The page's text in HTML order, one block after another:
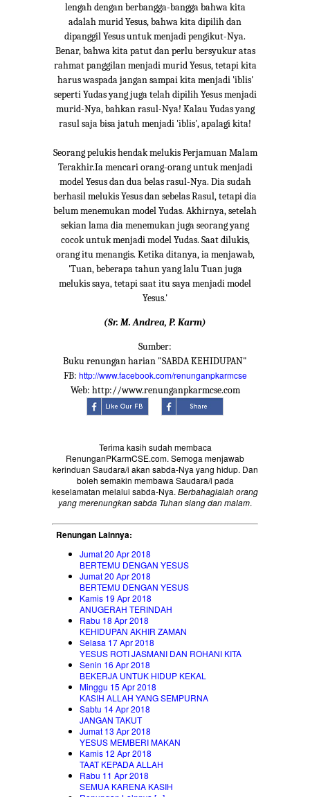
lengah dengan berbangga-bangga bahwa kita
adalah murid Yesus, bahwa kita dipilih dan
dipanggil Yesus untuk menjadi pengikut-Nya.
Benar, bahwa kita patut dan perlu bersyukur atas
rahmat panggilan menjadi murid Yesus, tetapi kita
harus waspada jangan sampai kita menjadi 'iblis'
seperti Yudas yang juga telah dipilih Yesus menjadi
murid-Nya, bahkan rasul-Nya! Kalau Yudas yang
rasul saja bisa jatuh menjadi 'iblis', apalagi kita!
Seorang pelukis hendak melukis Perjamuan Malam
Terakhir.Ia mencari orang-orang untuk menjadi
model Yesus dan dua belas rasul-Nya. Dia sudah
berhasil melukis Yesus dan sebelas Rasul, tetapi dia
belum menemukan model Yudas. Akhirnya, setelah
sekian lama dia menemukan juga seorang yang
cocok untuk menjadi model Yudas. Saat dilukis,
orang itu menangis. Ketika ditanya, ia menjawab,
'Tuan, beberapa tahun yang lalu Tuan juga
melukis saya, tetapi saat itu saya menjadi model
Yesus.'
(Sr. M. Andrea, P. Karm)
Sumber:
Buku renungan harian "SABDA KEHIDUPAN"
FB: http://www.facebook.com/renunganpkarmcse
Web: http://www.renunganpkarmcse.com
Terima kasih sudah membaca
RenunganPKarmCSE.com. Semoga menjawab
kerinduan Saudara/i akan sabda-Nya yang hidup. Dan
boleh semakin membawa Saudara/i pada
keselamatan melalui sabda-Nya. Berbahagialah orang
yang merenungkan sabda Tuhan siang dan malam.
Renungan Lainnya:
Jumat 20 Apr 2018
BERTEMU DENGAN YESUS
Jumat 20 Apr 2018
BERTEMU DENGAN YESUS
Kamis 19 Apr 2018
ANUGERAH TERINDAH
Rabu 18 Apr 2018
KEHIDUPAN AKHIR ZAMAN
Selasa 17 Apr 2018
YESUS ROTI JASMANI DAN ROHANI KITA
Senin 16 Apr 2018
BEKERJA UNTUK HIDUP KEKAL
Minggu 15 Apr 2018
KASIH ALLAH YANG SEMPURNA
Sabtu 14 Apr 2018
JANGAN TAKUT
Jumat 13 Apr 2018
YESUS MEMBERI MAKAN
Kamis 12 Apr 2018
TAAT KEPADA ALLAH
Rabu 11 Apr 2018
SEMUA KARENA KASIH